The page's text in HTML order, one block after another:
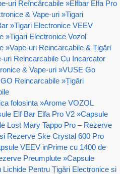
uri Reîncărcabile »Elfbar Elfa Pro
& Vape-uri »Tigari
»Tigari Electronice VEEV
»Tigari Electronice Vozol
»Vape-uri Reincarcabile & Țigări
uri Reincarcabile Cu Incarcator
& Vape-uri »VUSE Go
Reincarcabile »Țigări
folosinta »Arome VOZOL
Elf Bar Elfa Pro V2 »Capsule
Lost Mary Tappo Pro – Rezerve
Rezerve Ske Crystal 600 Pro
VEEV inPrime cu 1400 de
Preumplute »Capsule
Lichide Pentru Țigări Electronice si